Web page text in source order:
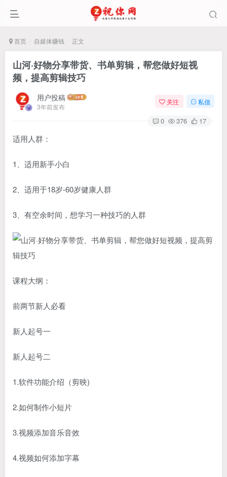
首页 自媒体赚钱 正文
山河·好物分享带货、书单剪辑，帮您做好短视
频，提高剪辑技巧
用户投稿
3年前发布
关注 私信
0 376 17
适用人群：
1、适用新手小白
2、适用于18岁-60岁健康人群
3、有空余时间，想学习一种技巧的人群
课程大纲：
前两节新人必看
新人起号一
新人起号二
1.软件功能介绍（剪映)
2.如何制作小短片
3.视频添加音乐音效
4.视频如何添加字幕